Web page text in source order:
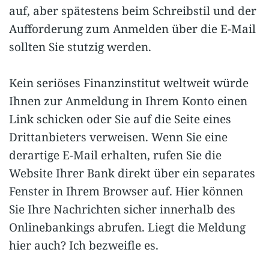
auf, aber spätestens beim Schreibstil und der
Aufforderung zum Anmelden über die E-Mail
sollten Sie stutzig werden.
Kein seriöses Finanzinstitut weltweit würde
Ihnen zur Anmeldung in Ihrem Konto einen
Link schicken oder Sie auf die Seite eines
Drittanbieters verweisen. Wenn Sie eine
derartige E-Mail erhalten, rufen Sie die
Website Ihrer Bank direkt über ein separates
Fenster in Ihrem Browser auf. Hier können
Sie Ihre Nachrichten sicher innerhalb des
Onlinebankings abrufen. Liegt die Meldung
hier auch? Ich bezweifle es.